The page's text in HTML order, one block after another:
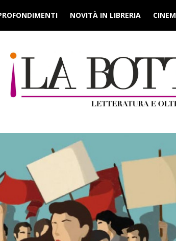
NOVITÀ IN LIBRERIA